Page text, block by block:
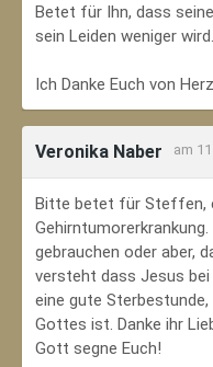
Betet für Ihn, dass
sein Leiden weniger wird.
Ich Danke Euch von
Veronika Naber am
Bitte betet für Steffen,
gebrauchen oder aber,
versteht dass Jesus
eine gute
Gottes ist. Danke ihr
Gott segne Euch!